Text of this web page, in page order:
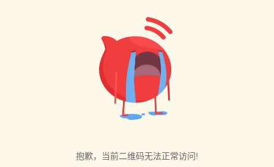
抱歉，当前二维码无法正常访问!